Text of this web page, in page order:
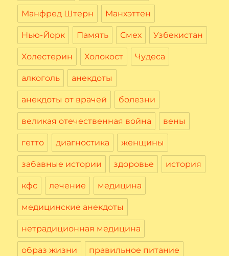
Манфред Штерн Манхэттен
Нью-Йорк Память Смех Узбекистан
Холестерин Холокост Чудеса
алкоголь анекдоты
анекдоты от врачей болезни
великая отечественная война вены
гетто диагностика женщины
забавные истории здоровье история
кфс лечение медицина
медицинские анекдоты
нетрадиционная медицина
образ жизни правильное питание